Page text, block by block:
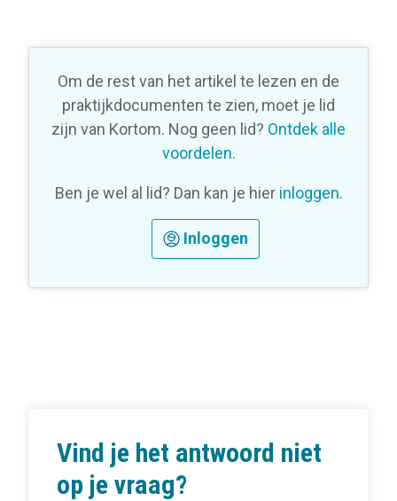
Om de rest van het artikel te lezen en de
praktijkdocumenten te zien, moet je lid
zijn van Kortom. Nog geen lid? Ontdek alle
voordelen.
Ben je wel al lid? Dan kan je hier inloggen.
Inloggen
Vind je het antwoord niet
op je vraag?